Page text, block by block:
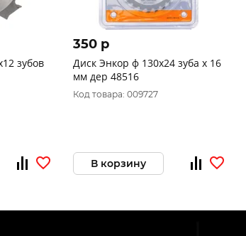
зубов
350 p
Диск Энкор ф 130х24 зуба х 16
мм дер 48516
Код товара: 009727
В корзину